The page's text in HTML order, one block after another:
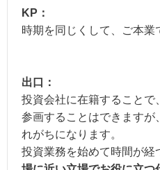
KP：
時期を同じくして、ご本業
出口：
投資会社に在籍することで
参画することはできます
れがちになります。
投資業務を始めて時間が経